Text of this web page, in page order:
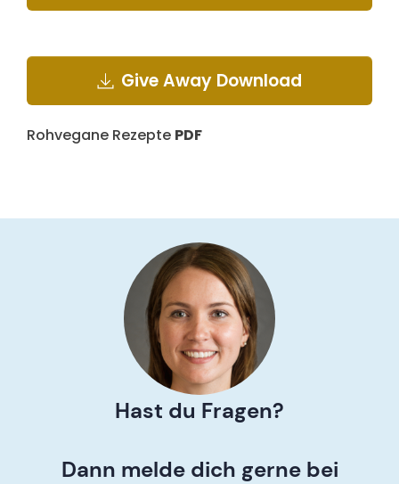
Give Away Download
Rohvegane Rezepte PDF
Hast du Fragen?
Dann melde dich gerne bei